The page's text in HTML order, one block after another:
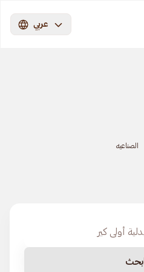
عربي
الصناعيه
ابحث